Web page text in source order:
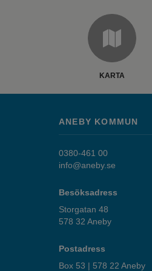
KARTA
ANEBY KOMMUN
0380-461 00
info@aneby.se
Besöksadress
Storgatan 48
578 32 Aneby
Postadress
Box 53 | 578 22 Aneby